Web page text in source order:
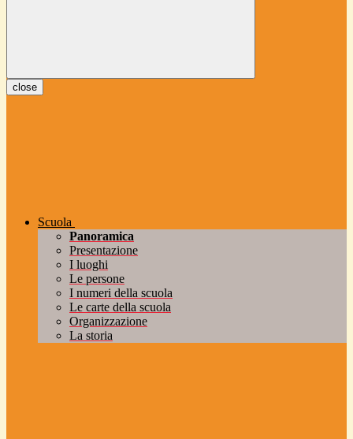
close
Scuola
Panoramica
Presentazione
I luoghi
Le persone
I numeri della scuola
Le carte della scuola
Organizzazione
La storia